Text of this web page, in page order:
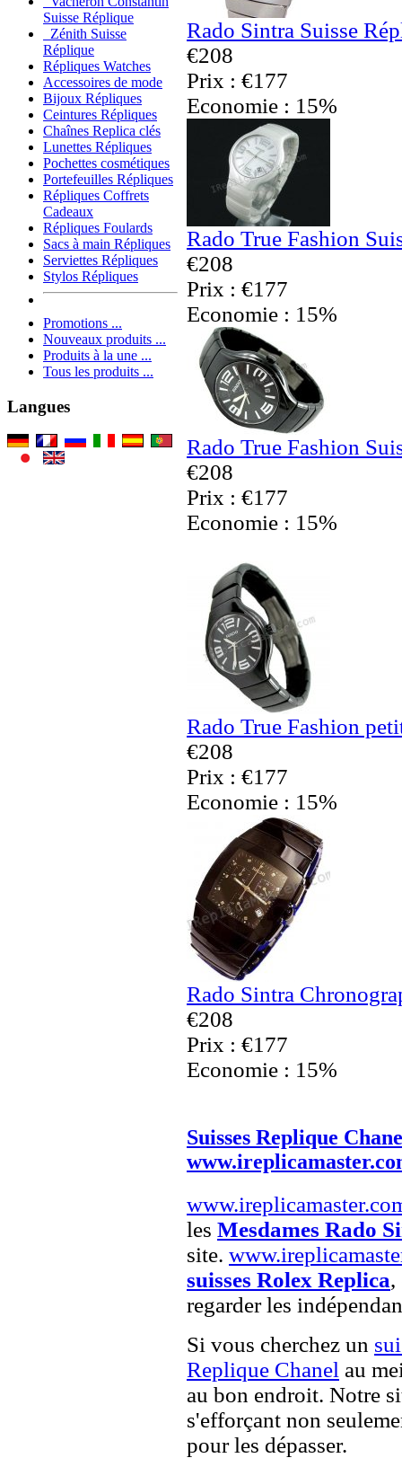
Suisse Réplique
Zénith Suisse
Réplique
Répliques Watches
Accessoires de mode
Bijoux Répliques
Ceintures Répliques
Chaînes Replica clés
Lunettes Répliques
Pochettes cosmétiques
Portefeuilles Répliques
Répliques Coffrets
Cadeaux
Répliques Foulards
Sacs à main Répliques
Serviettes Répliques
Stylos Répliques
Promotions ...
Nouveaux produits ...
Produits à la une ...
Tous les produits ...
Langues
Rado Sintra Suisse
€208
Prix : €177
Economie : 15%
Rado True Fashion
€208
Prix : €177
Economie : 15%
Rado True Fashion
€208
Prix : €177
Economie : 15%
Rado True Fashion
€208
Prix : €177
Economie : 15%
Rado Sintra
€208
Prix : €177
Economie : 15%
Suisses Replique
les Mesdames Rado
site.
suisses Rolex Replica,
regarder les
Si vous cherchez un
Replique Chanel au
au bon endroit. Notre
s'efforçant non
pour les dépasser.